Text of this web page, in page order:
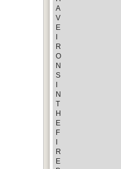
A
V
E
I
R
O
N
S
I
N
T
H
E
F
I
R
E